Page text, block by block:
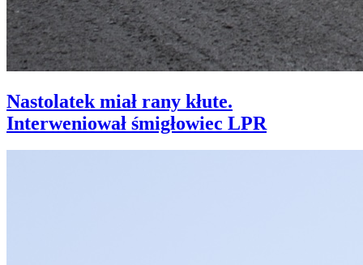
Nastolatek miał rany kłute.
Interweniował śmigłowiec LPR